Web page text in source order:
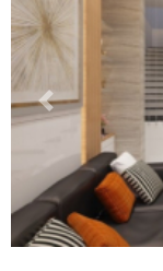
Previous